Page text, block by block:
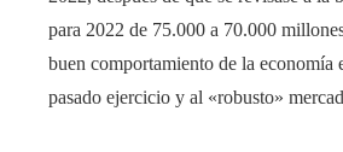
para 2022 de 75.000 a 70.000
buen comportamiento de la economía
pasado ejercicio y al «robusto»